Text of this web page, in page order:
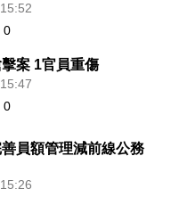
0
案 1官員重傷
0
員額管理減前線公務